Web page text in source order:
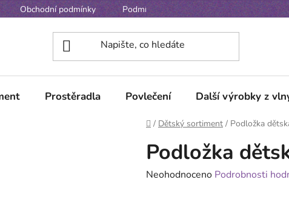
Obchodní podmínky Podmínky ochrany osobních údajů
Prostěradla Povlečení Další výrobky z
Domů
/ Dětský sortiment / Podložka
Podložka
Průměrné
Neohodnoceno Podrobnosti